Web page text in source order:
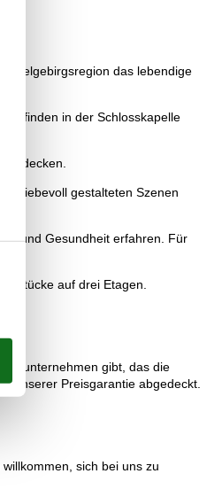
das lebendige
finden in der Schlosskapelle
in liebevoll gestalteten Szenen
und Gesundheit erfahren. Für
auf drei Etagen.
gibt, das die
unserer Preisgarantie abgedeckt.
sich bei uns zu